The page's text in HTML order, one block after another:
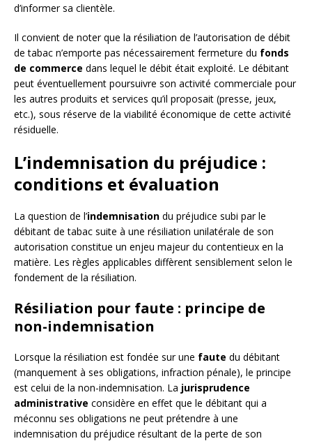
d’informer sa clientèle.
Il convient de noter que la résiliation de l’autorisation de débit
de tabac n’emporte pas nécessairement fermeture du fonds
de commerce dans lequel le débit était exploité. Le débitant
peut éventuellement poursuivre son activité commerciale pour
les autres produits et services qu’il proposait (presse, jeux,
etc.), sous réserve de la viabilité économique de cette activité
résiduelle.
L’indemnisation du préjudice :
conditions et évaluation
La question de l’indemnisation du préjudice subi par le
débitant de tabac suite à une résiliation unilatérale de son
autorisation constitue un enjeu majeur du contentieux en la
matière. Les règles applicables diffèrent sensiblement selon le
fondement de la résiliation.
Résiliation pour faute : principe de
non-indemnisation
Lorsque la résiliation est fondée sur une faute du débitant
(manquement à ses obligations, infraction pénale), le principe
est celui de la non-indemnisation. La jurisprudence
administrative considère en effet que le débitant qui a
méconnu ses obligations ne peut prétendre à une
indemnisation du préjudice résultant de la perte de son